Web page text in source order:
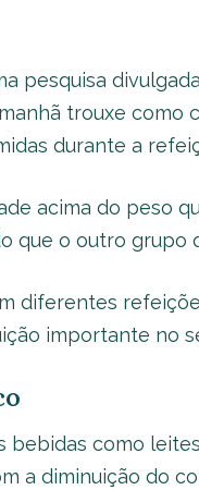
pesquisa
trouxe como
durante a
acima do peso
que o outro grupo
diferentes
importante no
bebidas como
a diminuição do